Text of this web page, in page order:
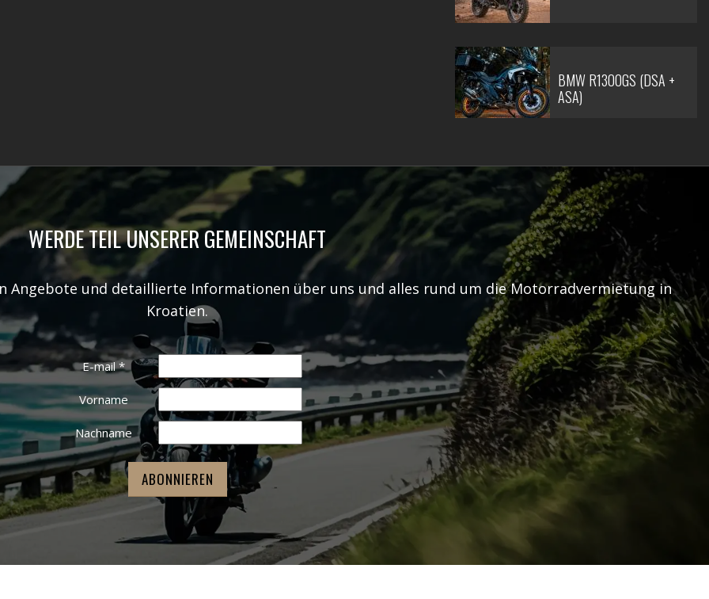
BMW R1300GS (DSA +
ASA)
WERDE TEIL UNSERER GEMEINSCHAFT
Angebote und detaillierte Informationen über uns und alles rund um die Motorradvermietung in
Kroatien.
E-mail*
Vorname
Nachname